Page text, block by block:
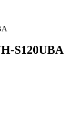
S120UBA